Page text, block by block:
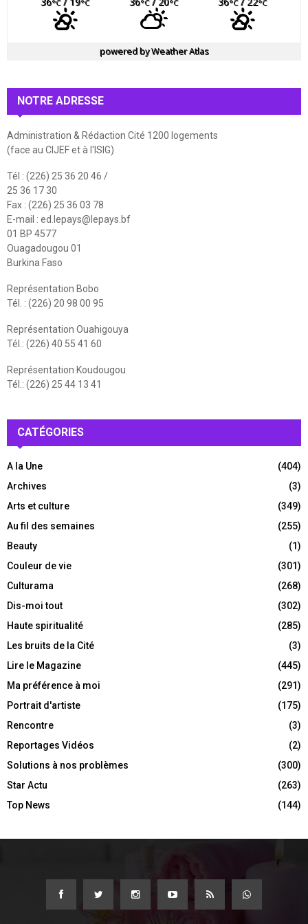
°C °C °C °C °C °C
powered byWeather Atlas
NOTRE ADRESSE
Administration & Rédaction Cité 1200 logements
(face au CIJEF et à l'ISIG)
Tél : (226) 25 36 20 46 /
25 36 17 30
Fax : (226) 25 36 03 78
E-mail : ed.lepays@lepays.bf
01 BP 4577
Ouagadougou 01
Burkina Faso
Représentation Bobo
Tél. : (226) 20 98 00 95
Représentation Ouahigouya
Tél.: (226) 40 55 41 60
Représentation Koudougou
Tél.: (226) 25 44 13 41
CATÉGORIES
A la Une
(404)
Archives
(3)
Arts et culture
(349)
Au fil des semaines
(255)
Beauty
(1)
Couleur de vie
(301)
Culturama
(268)
Dis-moi tout
(302)
Haute spiritualité
(285)
Les bruits de la Cité
(3)
Lire le Magazine
(445)
Ma préférence à moi
(291)
Portrait d'artiste
(175)
Rencontre
(3)
Reportages Vidéos
(2)
Solutions à nos problèmes
(300)
Star Actu
(263)
Top News
(144)